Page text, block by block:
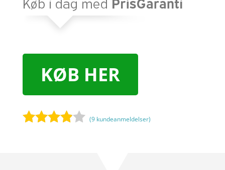
KØB HER
(9 kundeanmeldelser)